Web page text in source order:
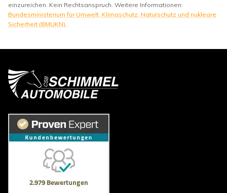
einzureichen. Kein Rechtsanspruch. Weitere Informationen:
Bundesministerium für Umwelt, Klimaschutz, Naturschutz und nukleare
Sicherheit (BMUKN).